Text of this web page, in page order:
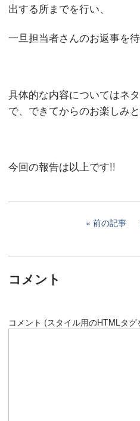
出する所までを行い、
一旦担当者さんのお返事を待
具体的な内容についてはネ
で、できてからのお楽しみ
今回の報告は以上です!!
前の記事
コメント
コメント (スタイル用のHTMLタグ